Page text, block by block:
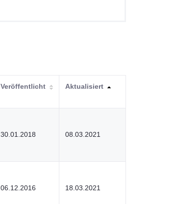
Veröffentlicht Aktualisiert
30.01.2018 08.03.2021
06.12.2016 18.03.2021